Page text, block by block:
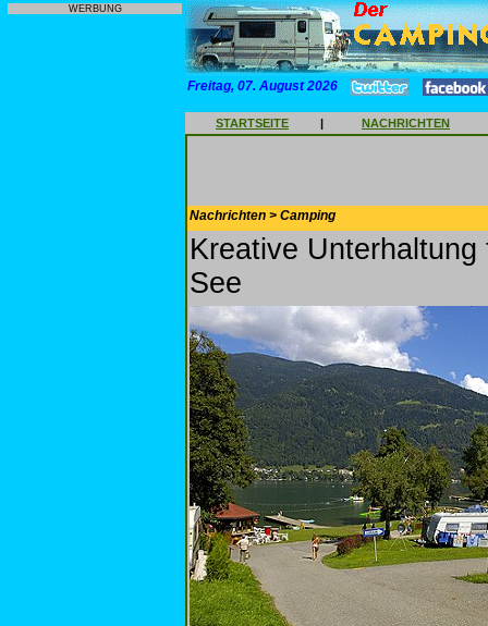
WERBUNG
Freitag, 07. August 2026
STARTSEITE | NACHRICHTEN
Nachrichten > Camping
Kreative
See